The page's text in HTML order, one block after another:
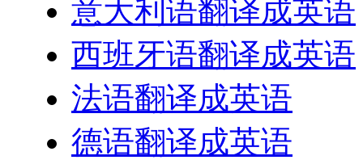
意大利语翻译成英语
西班牙语翻译成英语
法语翻译成英语
德语翻译成英语